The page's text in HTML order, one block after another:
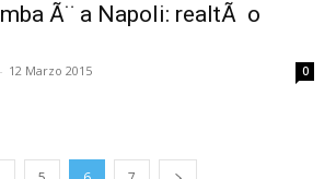
Ã¨ a Napoli: realtÃ o
- 12 Marzo 2015 0